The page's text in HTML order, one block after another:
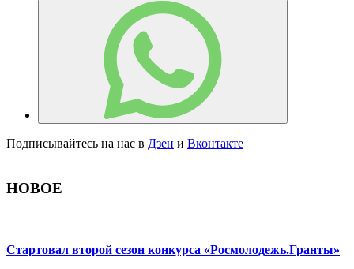
Подписывайтесь на нас в Дзен и Вконтакте
НОВОЕ
Стартовал второй сезон конкурса «Росмолодежь.Гранты»